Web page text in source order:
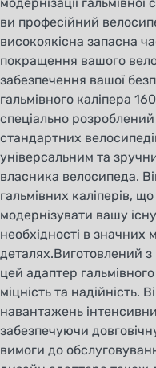
ви професійний
високоякісна запасна
покращення вашого
забезпечення вашої
гальмівного каліпера
спеціально розроблений
стандартних
універсальним та
власника велосипеда.
гальмівних каліперів,
модернізувати вашу
необхідності в значних
деталях.Виготовлений з
цей адаптер
міцність та надійність.
навантажень
забезпечуючи
вимоги до